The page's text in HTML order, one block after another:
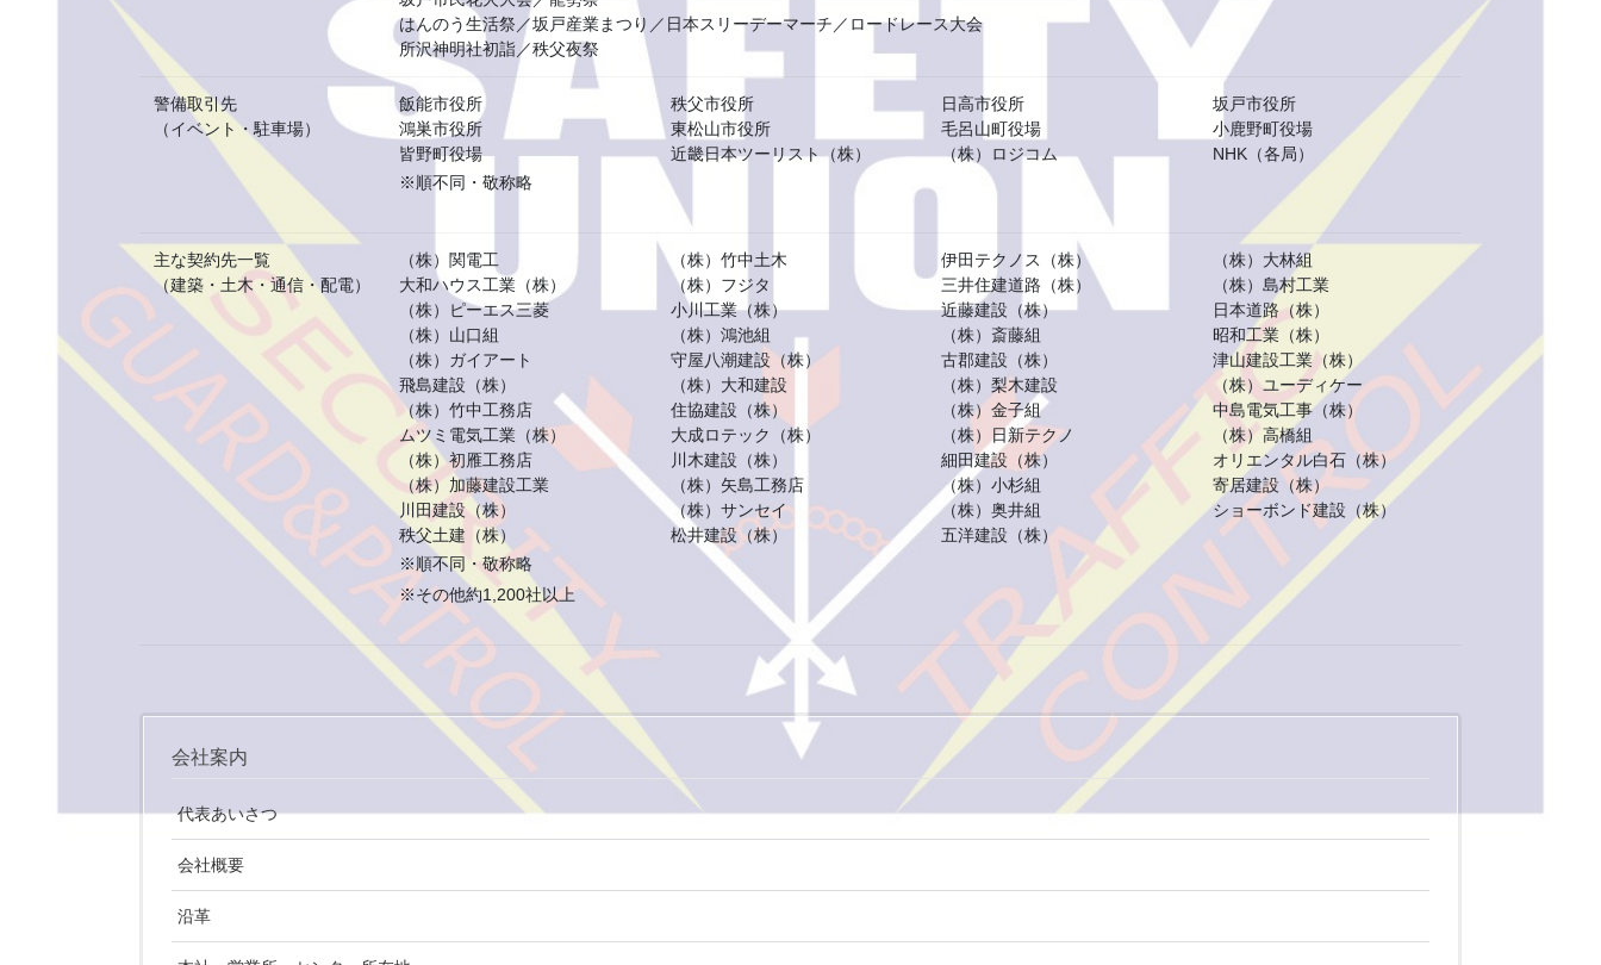
はんのう生活祭／坂戸産業まつり／日本スリーデーマーチ／ロードレース大会
所沢神明社初詣／秩父夜祭
警備取引先
（イベント・駐車場）
飯能市役所 秩父市役所 日高市役所
坂戸市役所
鴻巣市役所
東松山市役所 毛呂山町役場
小鹿野町役場
皆野町役場
近畿日本ツーリスト（株） （株）ロジコム
NHK（各局）
※順不同・敬称略
主な契約先一覧
（建築・土木・通信・配電）
（株）関電工 （株）竹中土木 伊田テクノス（株）
（株）大林組
大和ハウス工業（株）
（株）フジタ 三井住建道路（株）
（株）島村工業
（株）ピーエス三菱
小川工業（株） 近藤建設（株）
日本道路（株）
（株）山口組
（株）鴻池組 （株）斎藤組
昭和工業（株）
（株）ガイアート
守屋八潮建設（株） 古郡建設（株）
津山建設工業（株）
飛島建設（株）
（株）大和建設 （株）梨木建設
（株）ユーディケー
（株）竹中工務店
住協建設（株） （株）金子組
中島電気工事（株）
ムツミ電気工業（株）
大成ロテック（株） （株）日新テクノ
（株）高橋組
（株）初雁工務店
川木建設（株） 細田建設（株）
オリエンタル白石（株）
（株）加藤建設工業
（株）矢島工務店 （株）小杉組
寄居建設（株）
川田建設（株）
（株）サンセイ （株）奥井組
ショーボンド建設（株）
秩父土建（株）
松井建設（株）
五洋建設（株）
※順不同・敬称略
※その他約1,200社以上
会社案内
代表あいさつ
会社概要
沿革